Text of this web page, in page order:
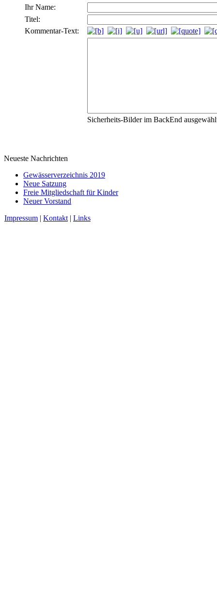
Ihr Name:
Titel:
Kommentar-Text:
Sicherheits-Bilder im BackEnd
Neueste Nachrichten
Gewässerverzeichnis 2019
Neue Satzung
Freie Mitgliedschaft für Kinder
Neuer Vorstand
Impressum | Kontakt | Links